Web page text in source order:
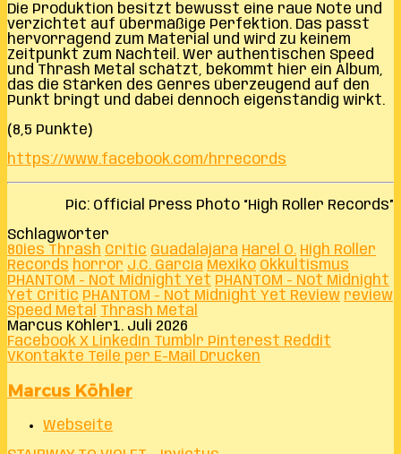
Die Produktion besitzt bewusst eine raue Note und
verzichtet auf übermäßige Perfektion. Das passt
hervorragend zum Material und wird zu keinem
Zeitpunkt zum Nachteil. Wer authentischen Speed
und Thrash Metal schätzt, bekommt hier ein Album,
das die Stärken des Genres überzeugend auf den
Punkt bringt und dabei dennoch eigenständig wirkt.
(8,5 Punkte)
https://www.facebook.com/hrrecords
Pic: Official Press Photo “High Roller Records”
Schlagwörter
80ies Thrash Critic Guadalajara Harel O. High Roller
Records horror J.C. García Mexiko Okkultismus
PHANTOM - Not Midnight Yet PHANTOM - Not Midnight
Yet Critic PHANTOM - Not Midnight Yet Review review
Speed Metal Thrash Metal
Marcus Köhler1. Juli 2026
Facebook X LinkedIn Tumblr Pinterest Reddit
VKontakte Teile per E-Mail Drucken
Marcus Köhler
Webseite